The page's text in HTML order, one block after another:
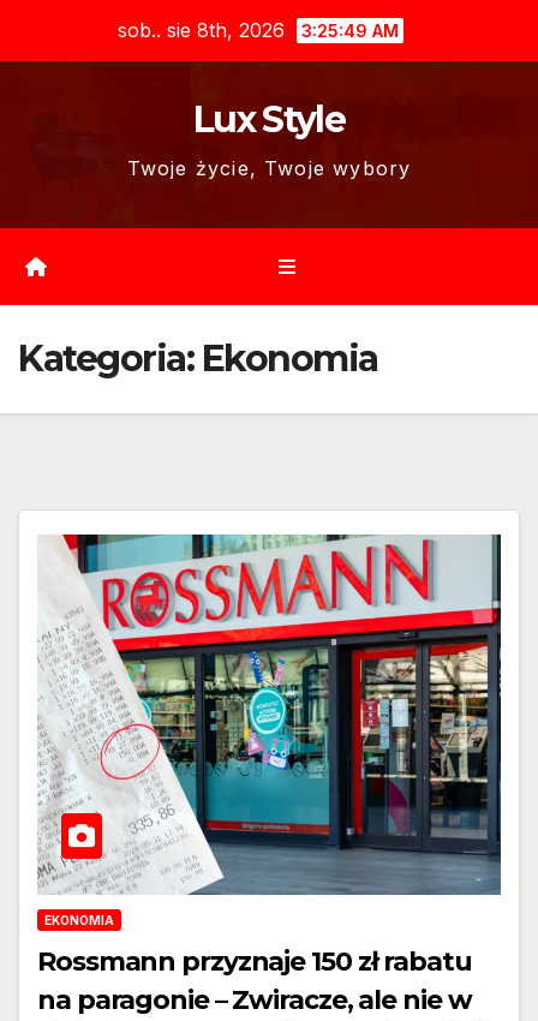
sob.. sie 8th, 2026 3:25:50 AM
Lux Style
Twoje życie, Twoje wybory
Kategoria: Ekonomia
EKONOMIA
Rossmann przyznaje 150 zł rabatu
na paragonie – Zwiracze, ale nie w